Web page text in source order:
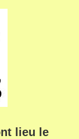
lieu le